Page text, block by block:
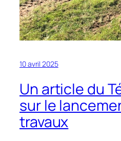
10 avril 2025
Un article du
sur le
travaux